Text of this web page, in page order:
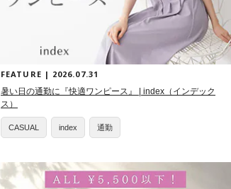
FEATURE | 2026.07.31
暑い日の通勤に『快適ワンピース』 | index（インデック
ス）
CASUAL index 通勤